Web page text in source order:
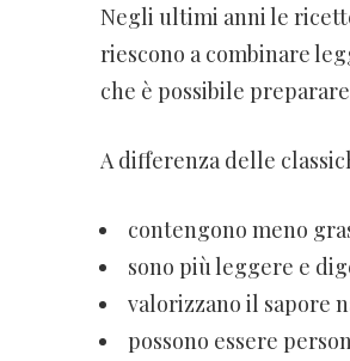
Negli ultimi anni le
riescono a combinare
che è possibile
A differenza delle
contengono meno
sono più leggere e
valorizzano il sapore
possono essere